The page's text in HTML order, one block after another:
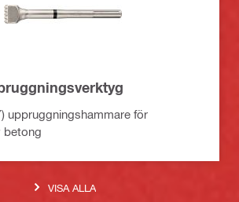
uppruggningshammare för
betong
VISA ALLA